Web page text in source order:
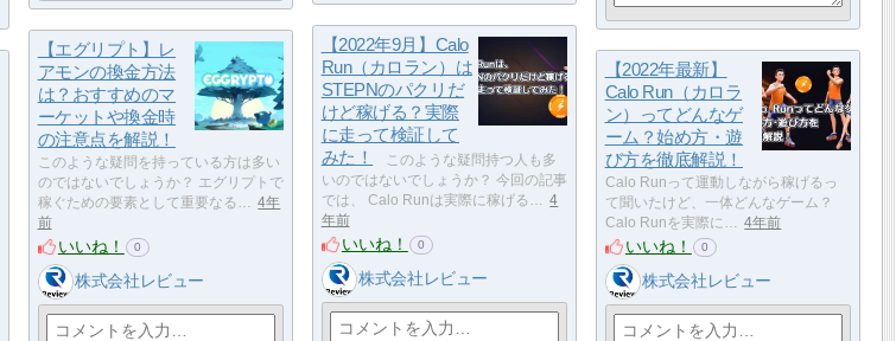
【2022年9月】Calo
Run（カロラン）は
STEPNのパクリだ
けど稼げる？実際
に走って検証して
みた！
このような疑問持つ人も多
いのではないでしょうか？ 今回の記事
では、 Calo Runは実際に稼げる…
4
年前
いいね！ 0
株式会社レビュー
【エグリプト】レ
アモンの換金方法
は？おすすめのマ
ーケットや換金時
の注意点を解説！
このような疑問を持っている方は多い
のではないでしょうか？ エグリプトで
稼ぐための要素として重要なる…
4年
前
いいね！ 0
株式会社レビュー
【2022年最新】
Calo Run（カロラ
ン）ってどんなゲ
ーム？始め方・遊
び方を徹底解説！
Calo Runって運動しながら稼げるっ
て聞いたけど、一体どんなゲーム？
Calo Runを実際に…
4年前
いいね！ 0
株式会社レビュー